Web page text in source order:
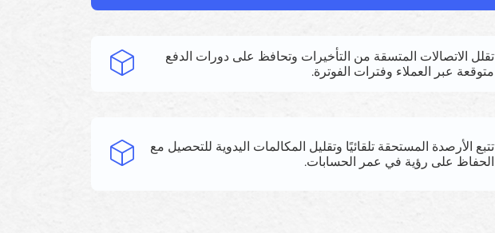
تقلل الاتصالات المتسقة من التأخيرات وتحافظ على دورات الدفع
متوقعة عبر العملاء وفترات الفوترة.
تتبع الأرصدة المستحقة تلقائيًا وتقليل المكالمات اليدوية للتحصيل مع
الحفاظ على رؤية في عمر الحسابات.